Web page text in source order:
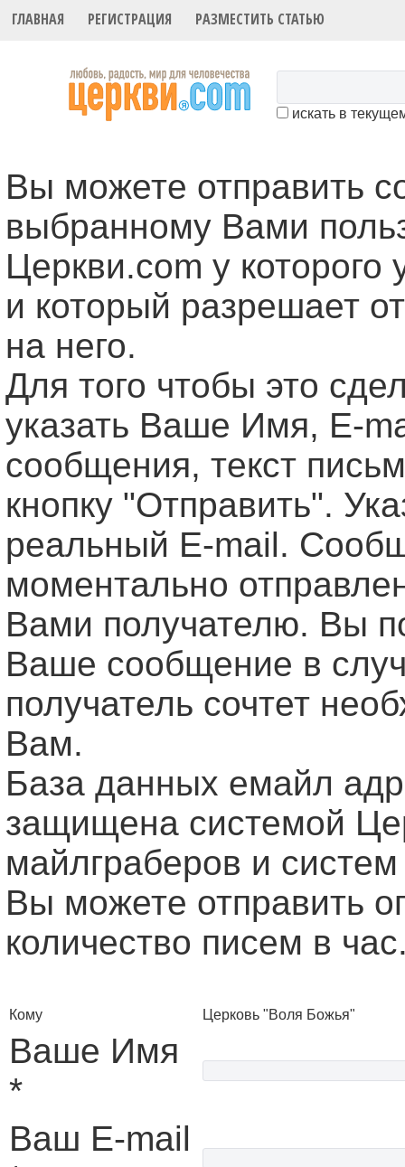
ГЛАВНАЯ РЕГИСТРАЦИЯ РАЗМЕСТИТЬ СТАТЬЮ
искать в
Вы можете отправить
выбранному Вами
Церкви.com у которого
и который разрешает
на него.
Для того чтобы это
указать Ваше Имя, Е-
сообщения, текст
кнопку "Отправить".
реальный E-mail.
моментально
Вами получателю. Вы
Ваше сообщение в
получатель сочтет
Вам.
База данных емайл
защищена системой
майлграберов и
Вы можете отправить
количество писем в
Кому Церковь "Воля Божья"
Ваше Имя
*
Ваш E-mail